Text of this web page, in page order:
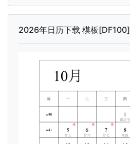
2026年日历下载 模板[DF100]